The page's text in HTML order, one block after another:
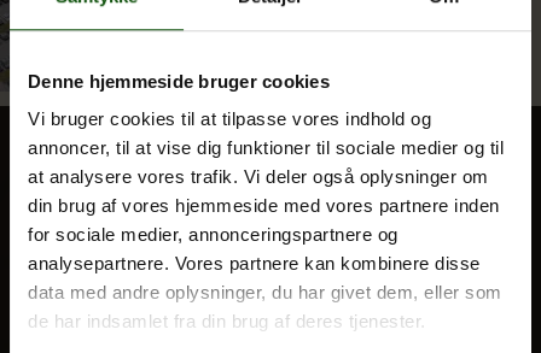
Denne hjemmeside bruger cookies
Vi bruger cookies til at tilpasse vores indhold og
annoncer, til at vise dig funktioner til sociale medier og til
at analysere vores trafik. Vi deler også oplysninger om
din brug af vores hjemmeside med vores partnere inden
for sociale medier, annonceringspartnere og
analysepartnere. Vores partnere kan kombinere disse
data med andre oplysninger, du har givet dem, eller som
de har indsamlet fra din brug af deres tjenester.
Bliv elev
Vores uddannelser
Om E.G.
BLIV ELEV
Optagelse
Til forældre